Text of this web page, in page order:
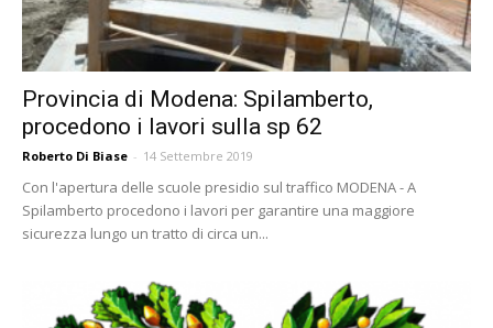
Provincia di Modena: Spilamberto,
procedono i lavori sulla sp 62
Roberto Di Biase - 14 Settembre 2019
Con l'apertura delle scuole presidio sul traffico MODENA - A
Spilamberto procedono i lavori per garantire una maggiore
sicurezza lungo un tratto di circa un...